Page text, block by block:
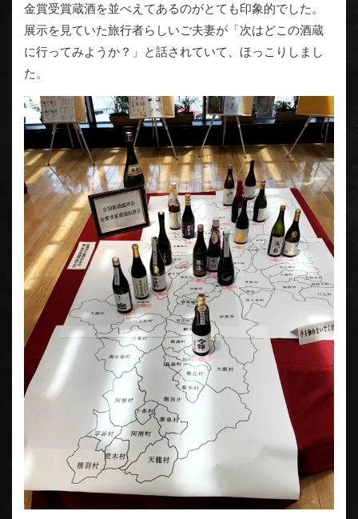
金賞受賞蔵酒を並べえてあるのがとても印象的でした。
展示を見ていた旅行者らしいご夫妻が「次はどこの酒蔵
に行ってみようか？」と話されていて、ほっこりしまし
た。